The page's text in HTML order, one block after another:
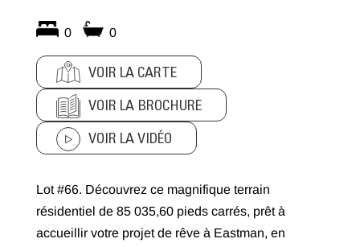
0 0
VOIR LA CARTE
VOIR LA BROCHURE
VOIR LA VIDÉO
Lot #66. Découvrez ce magnifique terrain
résidentiel de 85 035,60 pieds carrés, prêt à
accueillir votre projet de rêve à Eastman, en